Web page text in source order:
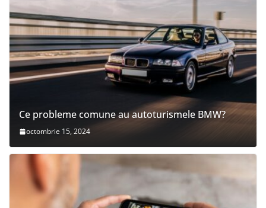
Ce probleme comune au autoturismele BMW?
octombrie 15, 2024